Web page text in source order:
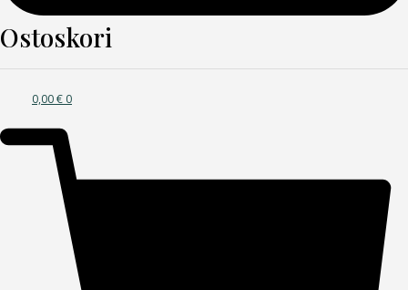
Ostoskori
0,00€ 0